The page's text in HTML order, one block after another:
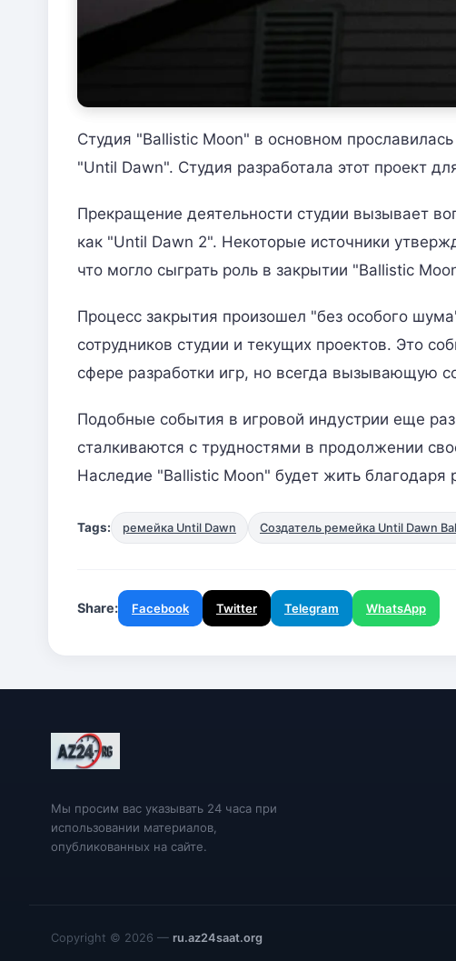
Студия "Ballistic Moon" в основном
"Until Dawn". Студия разработала этот проект
Прекращение деятельности студии вызывает
как "Until Dawn 2". Некоторые источники
что могло сыграть роль в закрытии "Ballistic
Процесс закрытия произошел "без особого
сотрудников студии и текущих проектов. Это
сфере разработки игр, но всегда вызывающую
Подобные события в игровой индустрии еще
сталкиваются с трудностями в продолжении
Наследие "Ballistic Moon" будет жить благодаря
Tags: ремейка Until Dawn Создатель ремейка Until Dawn
Share: Facebook Twitter Telegram WhatsApp
Мы просим вас указывать 24 часа при
использовании материалов,
опубликованных на сайте.
Copyright © 2026 — ru.az24saat.org